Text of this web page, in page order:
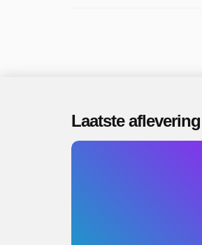
Laatste aflevering